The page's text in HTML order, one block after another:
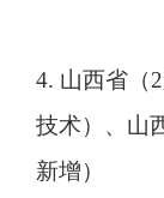
4. 山西省（
技术）、山
新增）